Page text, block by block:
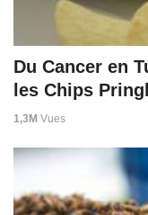
Du Cancer en
les Chips
1,3M Vues